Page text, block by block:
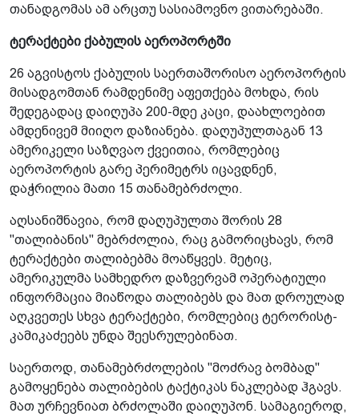
თანადგომას ამ არცთუ სასიამოვნო ვითარებაში.
ტერაქტები ქაბულის აეროპორტში
26 აგვისტოს ქაბულის საერთაშორისო აეროპორტის
მისადგომთან რამდენიმე აფეთქება მოხდა, რის
შედეგადაც დაიღუპა 200-მდე კაცი, დაახლოებით
ამდენივემ მიიღო დაზიანება. დაღუპულთაგან 13
ამერიკელი საზღვაო ქვეითია, რომლებიც
აეროპორტის გარე პერიმეტრს იცავდნენ,
დაჭრილია მათი 15 თანამებრძოლი.
აღსანიშნავია, რომ დაღუპულთა შორის 28
"თალიბანის" მებრძოლია, რაც გამორიცხავს, რომ
ტერაქტები თალიბებმა მოაწყვეს. მეტიც,
ამერიკულმა სამხედრო დაზვერვამ ოპერატიული
ინფორმაცია მიაწოდა თალიბებს და მათ დროულად
აღკვეთეს სხვა ტერაქტები, რომლებიც ტერორისტ-
კამიკაძეებს უნდა შეესრულებინათ.
საერთოდ, თანამებრძოლების "მოძრავ ბომბად"
გამოყენება თალიბების ტაქტიკას ნაკლებად ჰგავს.
მათ ურჩევნიათ ბრძოლაში დაიღუპონ. სამაგიეროდ,